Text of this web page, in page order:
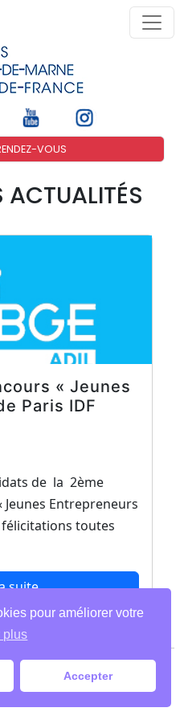
VOUS
ACTUALITÉS
« Jeunes
Paris IDF
de la 2ème
Entrepreneurs
félicitations toutes
suite
légales
| Tous droits
pour améliorer votre
plus
Accepter